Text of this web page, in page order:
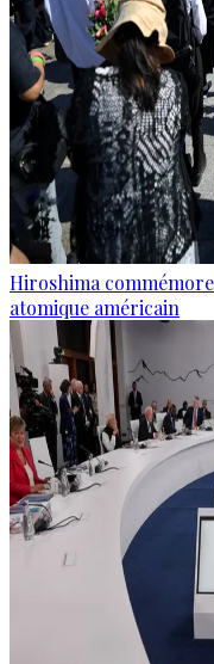
Hiroshima
atomique américain